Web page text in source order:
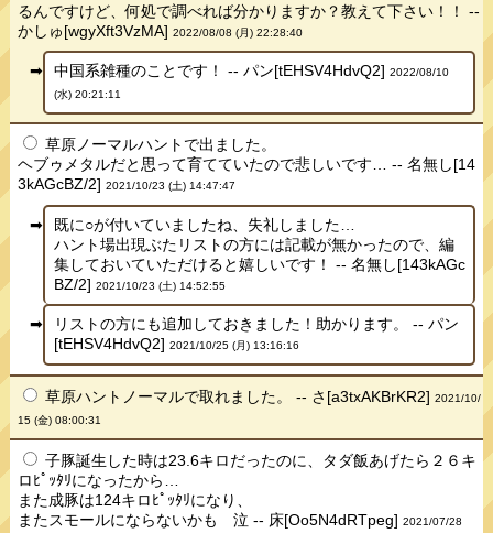
るんですけど、何処で調べれば分かりますか？教えて下さい！！ --
かしゅ[wgyXft3VzMA]2022/08/08 (月) 22:28:40
中国系雑種のことです！ -- パン[tEHSV4HdvQ2] 2022/08/10
(水) 20:21:11
草原ノーマルハントで出ました。
ヘブゥメタルだと思って育てていたので悲しいです… -- 名無し[14
3kAGcBZ/2]2021/10/23 (土) 14:47:47
既に○が付いていましたね、失礼しました…
ハント場出現ぶたリストの方には記載が無かったので、編
集しておいていただけると嬉しいです！ -- 名無し[143kAGc
BZ/2] 2021/10/23 (土) 14:52:55
リストの方にも追加しておきました！助かります。 -- パン
[tEHSV4HdvQ2] 2021/10/25 (月) 13:16:16
草原ハントノーマルで取れました。 -- さ[a3txAKBrKR2]2021/10/
15 (金) 08:00:31
子豚誕生した時は23.6キロだったのに、タダ飯あげたら２６キ
ロﾋﾟｯﾀﾘになったから…
また成豚は124キロﾋﾟｯﾀﾘになり、
またスモールにならないかも 泣 -- 床[Oo5N4dRTpeg]2021/07/28